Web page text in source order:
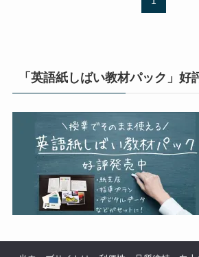
「英語紙しばい教材パック」好